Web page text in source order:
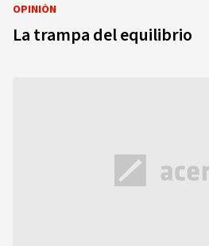
OPINIÓN
La trampa del equilibrio